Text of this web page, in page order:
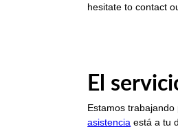
hesitate to contact
El
Estamos
asistencia está a tu